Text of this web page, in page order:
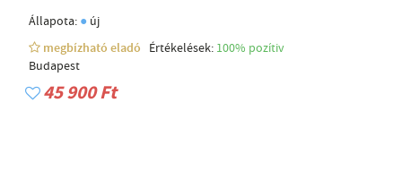
Állapota: ● új
megbízható eladó
Értékelések: 100% pozítiv
Budapest
45 900 Ft